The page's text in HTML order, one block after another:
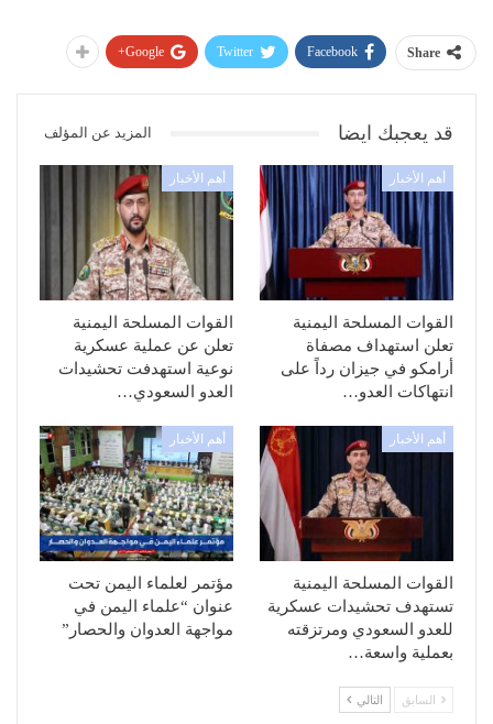
Share
Facebook
Twitter
Google+
قد يعجبك ايضا المزيد عن المؤلف
أهم الأخبار
القوات المسلحة اليمنية
تعلن استهداف مصفاة
أرامكو في جيزان رداً على
انتهاكات العدو…
أهم الأخبار
القوات المسلحة اليمنية
تعلن عن عملية عسكرية
نوعية استهدفت تحشيدات
العدو السعودي…
أهم الأخبار
القوات المسلحة اليمنية
تستهدف تحشيدات عسكرية
للعدو السعودي ومرتزقته
بعملية واسعة…
أهم الأخبار
مؤتمر لعلماء اليمن تحت
عنوان “علماء اليمن في
مواجهة العدوان والحصار”
السابق التالي